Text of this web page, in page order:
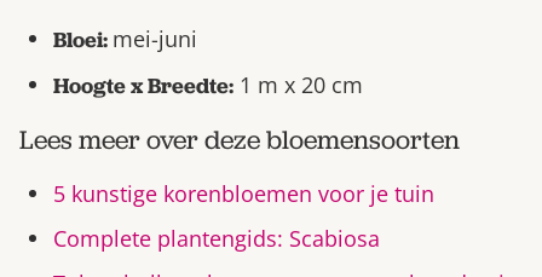
Bloei: mei-juni
Hoogte x Breedte: 1 m x 20 cm
Lees meer over deze bloemensoorten
5 kunstige korenbloemen voor je tuin
Complete plantengids: Scabiosa